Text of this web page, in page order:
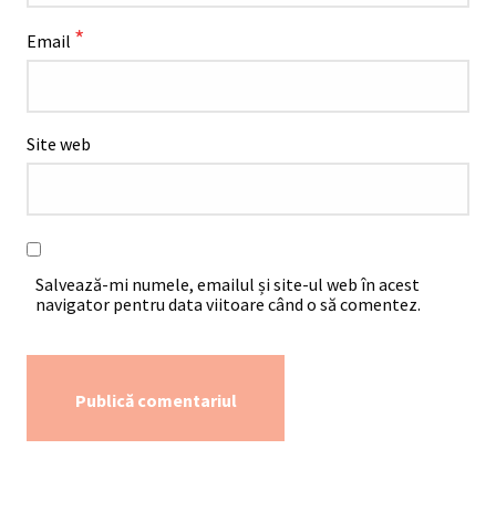
Email *
Site web
Salvează-mi numele, emailul și site-ul web în acest
navigator pentru data viitoare când o să comentez.